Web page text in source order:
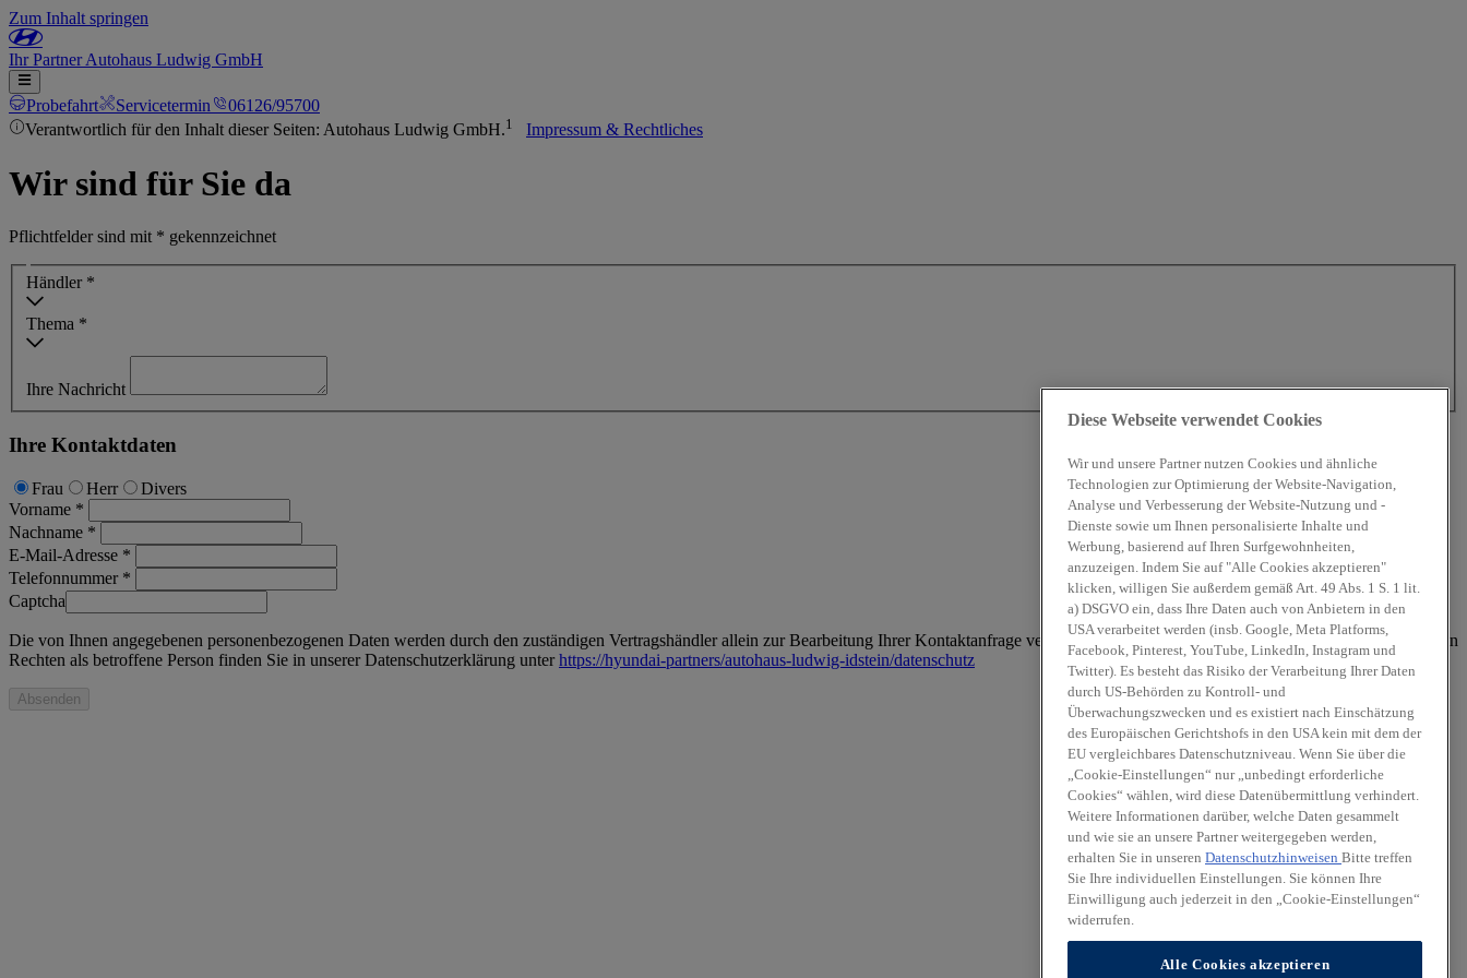
Zum Inhalt springen
IhrPartnerAutohaus Ludwig GmbH
Probefahrt Servicetermin
06126/95700
Verantwortlich für den Inhalt dieser Seiten: Autohaus Ludwig GmbH.1 Impressum & Rechtliches
Wir sind für Sie da
Pflichtfelder sind mit * gekennzeichnet
Händler *
Thema *
Ihre Nachricht
Ihre Kontaktdaten
Frau Herr
Divers
Vorname *
Nachname *
E-Mail-Adresse *
Telefonnummer *
Captcha
Die von Ihnen angegebenen personenbezogenen Daten werden durch den zuständigen Vertragshändler allein zur Bearbeitung Ihrer Kontaktanfrage verarbeitet. Weitere Hinweise zur Datenverarbeitung und Ihren
Rechten als betroffene Person finden Sie in unserer Datenschutzerklärung unterhttps://hyundai-partners/autohaus-ludwig-idstein/datenschutz
Absenden
Diese Webseite verwendet Cookies
Wir und unsere Partner nutzen Cookies und ähnliche
Technologien zur Optimierung der Website-Navigation,
Analyse und Verbesserung der Website-Nutzung und -
Dienste sowie um Ihnen personalisierte Inhalte und
Werbung, basierend auf Ihren Surfgewohnheiten,
anzuzeigen. Indem Sie auf "Alle Cookies akzeptieren"
klicken, willigen Sie außerdem gemäß Art. 49 Abs. 1 S. 1 lit.
a) DSGVO ein, dass Ihre Daten auch von Anbietern in den
USA verarbeitet werden (insb. Google, Meta Platforms,
Facebook, Pinterest, YouTube, LinkedIn, Instagram und
Twitter). Es besteht das Risiko der Verarbeitung Ihrer Daten
durch US-Behörden zu Kontroll- und
Überwachungszwecken und es existiert nach Einschätzung
des Europäischen Gerichtshofs in den USA kein mit dem der
EU vergleichbares Datenschutzniveau. Wenn Sie über die
„Cookie-Einstellungen“ nur „unbedingt erforderliche
Cookies“ wählen, wird diese Datenübermittlung verhindert.
Weitere Informationen darüber, welche Daten gesammelt
und wie sie an unsere Partner weitergegeben werden,
erhalten Sie in unseren Datenschutzhinweisen Bitte treffen
Sie Ihre individuellen Einstellungen. Sie können Ihre
Einwilligung auch jederzeit in den „Cookie-Einstellungen“
widerrufen.
Alle Cookies akzeptieren